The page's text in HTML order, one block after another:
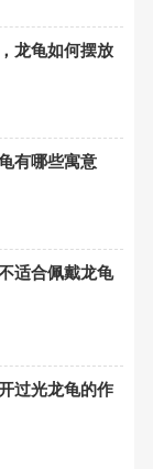
龙龟如何摆放
有哪些寓意
适合佩戴龙龟
过光龙龟的作